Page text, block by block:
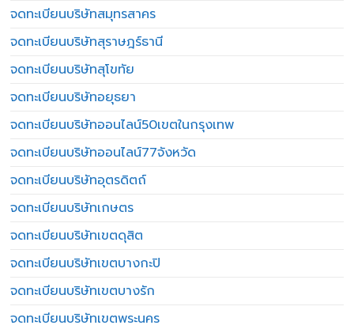
จดทะเบียนบริษัทสมุทรสาคร
จดทะเบียนบริษัทสุราษฎร์ธานี
จดทะเบียนบริษัทสุโขทัย
จดทะเบียนบริษัทอยุธยา
จดทะเบียนบริษัทออนไลน์50เขตในกรุงเทพ
จดทะเบียนบริษัทออนไลน์77จังหวัด
จดทะเบียนบริษัทอุตรดิตถ์
จดทะเบียนบริษัทเกษตร
จดทะเบียนบริษัทเขตดุสิต
จดทะเบียนบริษัทเขตบางกะปิ
จดทะเบียนบริษัทเขตบางรัก
จดทะเบียนบริษัทเขตพระนคร